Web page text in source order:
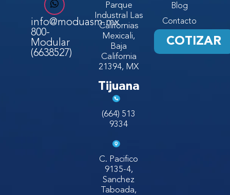
info@moduasm.mx
800-
Modular
(6638527)
Parque
Industral Las
Californias
Mexicali,
Baja
California
21394, MX
Tijuana
(664) 513
9334
C. Pacifico
9135-4,
Sanchez
Taboada,
Blog
Contacto
COTIZAR